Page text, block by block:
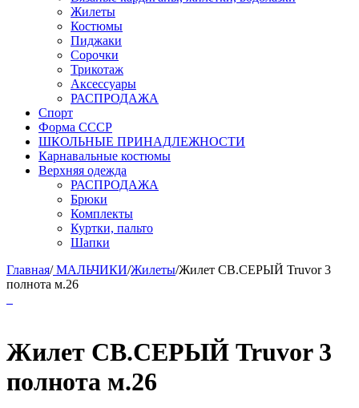
Жилеты
Костюмы
Пиджаки
Сорочки
Трикотаж
Аксессуары
РАСПРОДАЖА
Спорт
Форма СССР
ШКОЛЬНЫЕ ПРИНАДЛЕЖНОСТИ
Карнавальные костюмы
Верхняя одежда
РАСПРОДАЖА
Брюки
Комплекты
Куртки, пальто
Шапки
Главная/МАЛЬЧИКИ/Жилеты/Жилет СВ.СЕРЫЙ Truvor 3
полнота м.26
Жилет СВ.СЕРЫЙ Truvor 3
полнота м.26